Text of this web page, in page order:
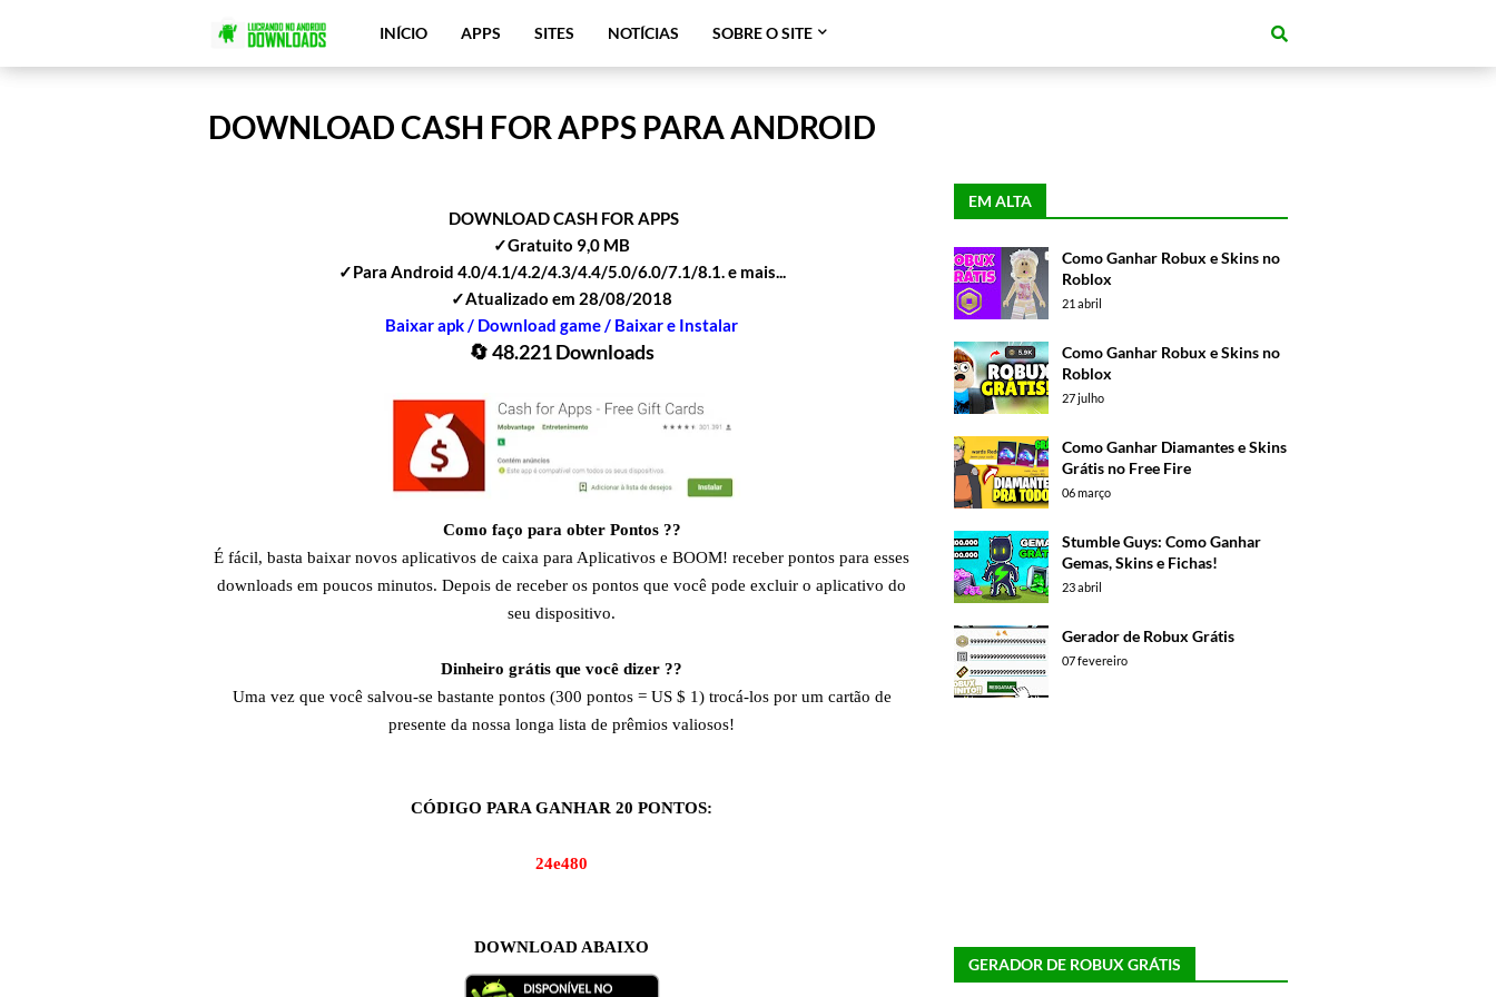
INÍCIO APPS SITES NOTÍCIAS SOBRE O SITE
DOWNLOAD CASH FOR APPS PARA ANDROID
DOWNLOAD CASH FOR APPS
✓Gratuito 9,0 MB
✓Para Android 4.0/4.1/4.2/4.3/4.4/5.0/6.0/7.1/8.1. e mais...
✓Atualizado em 28/08/2018
Baixar apk / Download game / Baixar e Instalar
🔄 48.221 Downloads
Como faço para obter Pontos ??
É fácil, basta baixar novos aplicativos de caixa para Aplicativos e BOOM! receber pontos para esses
downloads em poucos minutos. Depois de receber os pontos que você pode excluir o aplicativo do
seu dispositivo.
Dinheiro grátis que você dizer ??
Uma vez que você salvou-se bastante pontos (300 pontos = US $ 1) trocá-los por um cartão de
presente da nossa longa lista de prêmios valiosos!
CÓDIGO PARA GANHAR 20 PONTOS:
24e480
DOWNLOAD ABAIXO
EM ALTA
Como Ganhar Robux e Skins no
Roblox
21 abril
Como Ganhar Robux e Skins no
Roblox
27 julho
Como Ganhar Diamantes e Skins
Grátis no Free Fire
06 março
Stumble Guys: Como Ganhar
Gemas, Skins e Fichas!
23 abril
Gerador de Robux Grátis
07 fevereiro
GERADOR DE ROBUX GRÁTIS